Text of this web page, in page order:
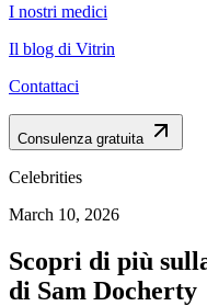
I nostri medici
Il blog di Vitrin
Contattaci
Consulenza gratuita
Celebrities
March 10, 2026
Scopri di più
di Sam Docherty